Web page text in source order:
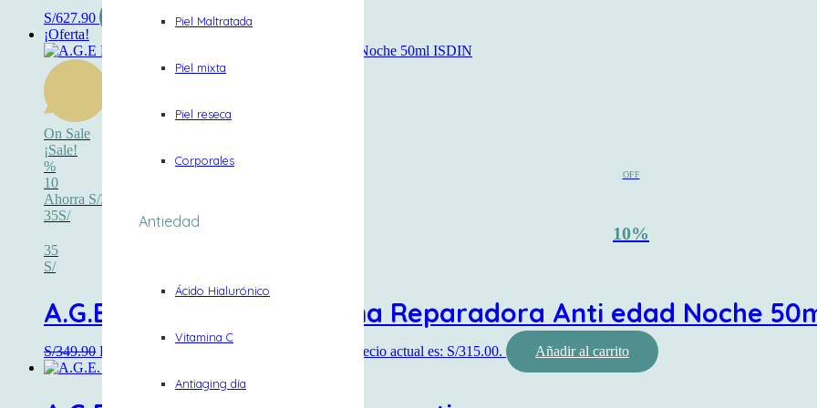
Piel Maltratada
Piel mixta
Piel reseca
Corporales
Antiedad
Ácido Hialurónico
Vitamina C
Antiaging día
S/627.90
Añadir al carrito
¡Oferta!
On Sale
¡Sale!
%
OFF
10
Ahorra S/35
35S/
10%
35
S/
A.G.E Reverse Night Crema Reparadora Anti edad Noche
S/349.90 El precio original era: S/349.90. El precio actual es: S/315.00. Añadir al carrito